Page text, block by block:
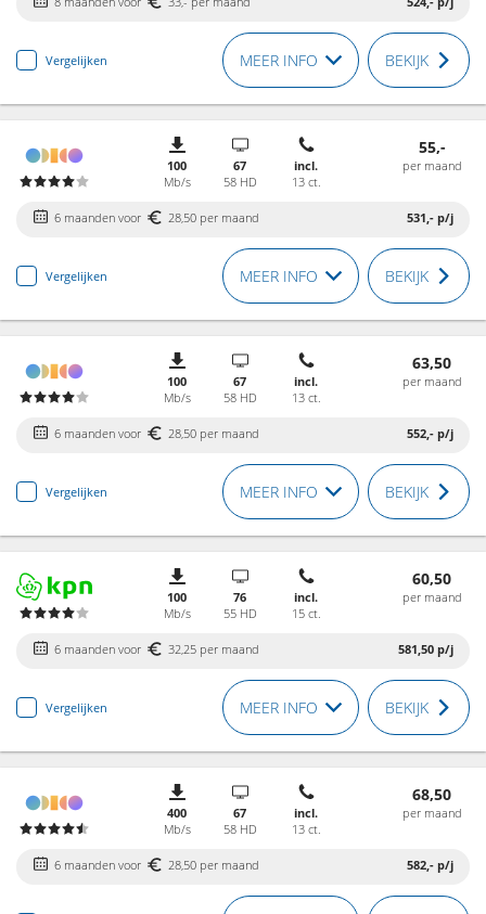
Vergelijken MEER INFO BEKIJK
100
Mb/s
67
58 HD
incl.
13 ct.
55,-
per maand
6 maanden voor 28,50 per maand 531,- p/j
Vergelijken MEER INFO BEKIJK
100
Mb/s
67
58 HD
incl.
13 ct.
63,50
per maand
6 maanden voor 28,50 per maand 552,- p/j
Vergelijken MEER INFO BEKIJK
100
Mb/s
76
55 HD
incl.
15 ct.
60,50
per maand
6 maanden voor 32,25 per maand 581,50 p/j
Vergelijken MEER INFO BEKIJK
400
Mb/s
67
58 HD
incl.
13 ct.
68,50
per maand
6 maanden voor 28,50 per maand 582,- p/j